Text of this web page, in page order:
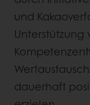
und
Unterstützung
dauerhaft